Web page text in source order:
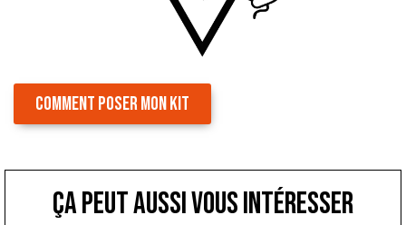
COMMENT POSER MON KIT
ça peut aussi vous intéresser